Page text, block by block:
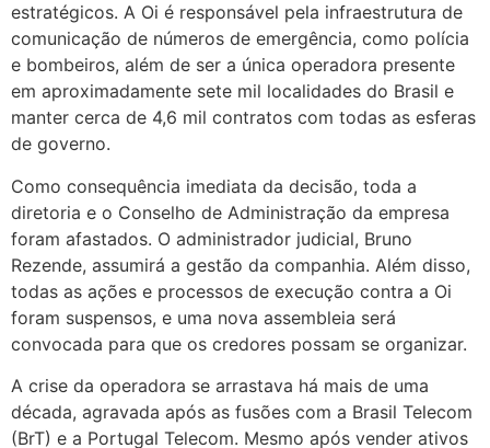
estratégicos. A Oi é responsável pela infraestrutura de
comunicação de números de emergência, como polícia
e bombeiros, além de ser a única operadora presente
em aproximadamente sete mil localidades do Brasil e
manter cerca de 4,6 mil contratos com todas as esferas
de governo.
Como consequência imediata da decisão, toda a
diretoria e o Conselho de Administração da empresa
foram afastados. O administrador judicial, Bruno
Rezende, assumirá a gestão da companhia. Além disso,
todas as ações e processos de execução contra a Oi
foram suspensos, e uma nova assembleia será
convocada para que os credores possam se organizar.
A crise da operadora se arrastava há mais de uma
década, agravada após as fusões com a Brasil Telecom
(BrT) e a Portugal Telecom. Mesmo após vender ativos